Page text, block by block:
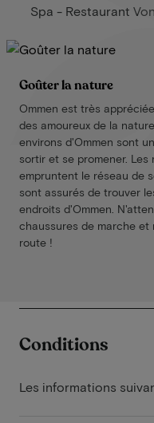
Spa - Restaurant
Goûter la nature
Ommen est très
des amoureux de la
environs d'Ommen sont
sortir et se promener. Les
empruntent le réseau de
sont assurés de trouver
endroits d'Ommen.
chaussures de marche et
route !
Conditions
Les informations